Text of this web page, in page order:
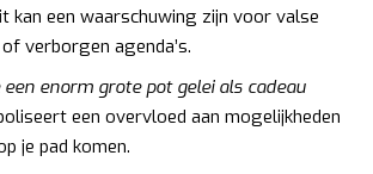
kan een waarschuwing zijn voor valse
verborgen agenda’s.
enorm grote pot gelei als cadeau
een overvloed aan mogelijkheden
je pad komen.